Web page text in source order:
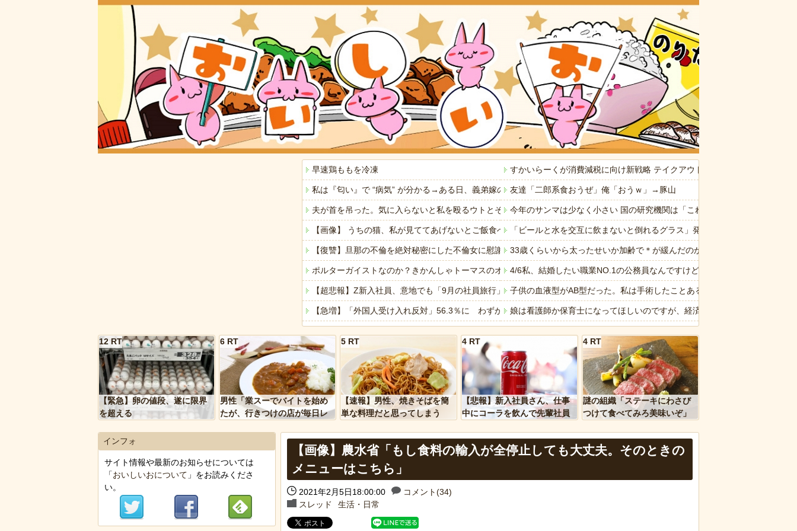
早速鶏ももを冷凍
私は『匂い』で “病気” が分かる→ある日、義弟嫁の子供から「ガンの匂い」がし始めたので、夫経由で「ガンではないか」と伝
夫が首を吊った。気に入らないと私を殴るウトとそれを傍観するトメに生活費をくれない夫…地獄の義実家をでて離婚しようと
【画像】 うちの猫、私が見ててあげないとご飯食べないのなんでなん
【復讐】旦那の不倫を絶対秘密にした不倫女に慰謝料請求→でも気持ちが収まらず...
ポルターガイストなのか？きかんしゃトーマスのオモチャが勝手に動き回る
【超悲報】Z新入社員、意地でも「9月の社員旅行」の計画をやらないｗｗｗｗｗ
【急増】「外国人受け入れ反対」56.3％に わずか2年で20.7ポイント増、東大調査「若い世代ほど増加」
「ぞわっとした…」カルディで売っているコーヒーのパッケージが“一瞬怖い”と話題にwwww
「アメリカのヤンキーがアジア人にケンカを売った結果ｗｗｗ」 ほか
「あなたはアメリカを愛していますか」「はい」トランプ、国防総省職員数千人をウソ発見器にかける方針
ヒーローのサバイバルアクション Siege Survivors
【中国】パトカーの前で好演技www当たり屋やお煽り運転など盛りだくさん
Powered by livedoor 相互RSS
すかいらーくが消費減税に向け新戦略 テイクアウト商品は1%へ 店内飲食は
友達「二郎系食おうぜ」俺「おうｗ」→豚山
今年のサンマは少なく小さい 国の研究機関は「これまでになく厳しい年にな
「ビールと水を交互に飲まないと倒れるグラス」発売 適正飲酒を施す
33歳くらいから太ったせいか加齢で＊が緩んだのかチョビッと漏れるように
4/6私、結婚したい職業NO.1の公務員なんですけど、嫁が子供連れて家出
子供の血液型がAB型だった。私は手術したことあるからA型で合ってるし
娘は看護師か保育士になってほしいのですが、経済学部に行きたいと言い
【地獄】あるゲーセンで「飲むヨーグルト」がクレーンゲームの景品に→飲
ジャングリア沖縄「3万円です」←ディズニー超えの強気価格ｗｗｗ
近所のコープにいる爺さん、隙あらば他人のカゴに商品を入れようとする
すまん、マジのガチでウーバーが無理なんやが
【悲報】味噌ラーメンで行列、出来ない
12 RT
【緊急】卵の値段、遂に限界
を超える
6 RT
男性「業スーでバイトを始め
たが、行きつけの店が毎日レ
5 RT
【速報】男性、焼きそばを簡
単な料理だと思ってしまう
4 RT
【悲報】新入社員さん、仕事
中にコーラを飲んで先輩社員
4 RT
謎の組織「ステーキにわさび
つけて食べてみろ美味いぞ」
【画像】農水省「もし食料の輸入が全停止しても大丈夫。そのときの
メニューはこちら」
2021年2月5日18:00:00
コメント(34)
スレッド
生活・日常
インフォ
サイト情報や最新のお知らせについては
「おいしいおについて 」をお読みくださ
い。